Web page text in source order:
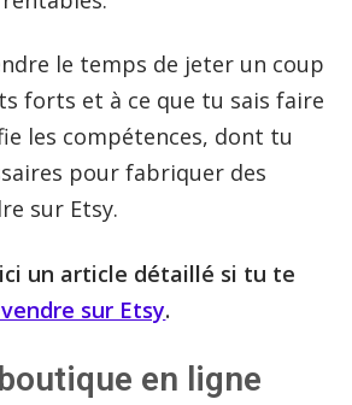
le temps de jeter un coup
forts et à ce que tu sais faire
les compétences, dont tu
pour fabriquer des
sur Etsy.
un article détaillé si tu te
sur Etsy.
en ligne